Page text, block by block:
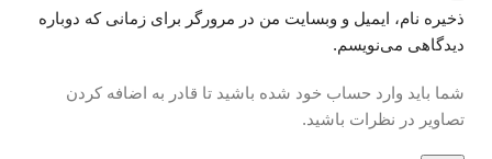
ذخیره نام، ایمیل و وبسایت من در مرورگر برای زمانی که دوباره
دیدگاهی می‌نویسم.
شما باید وارد حساب خود شده باشید تا قادر به اضافه کردن
تصاویر در نظرات باشید.